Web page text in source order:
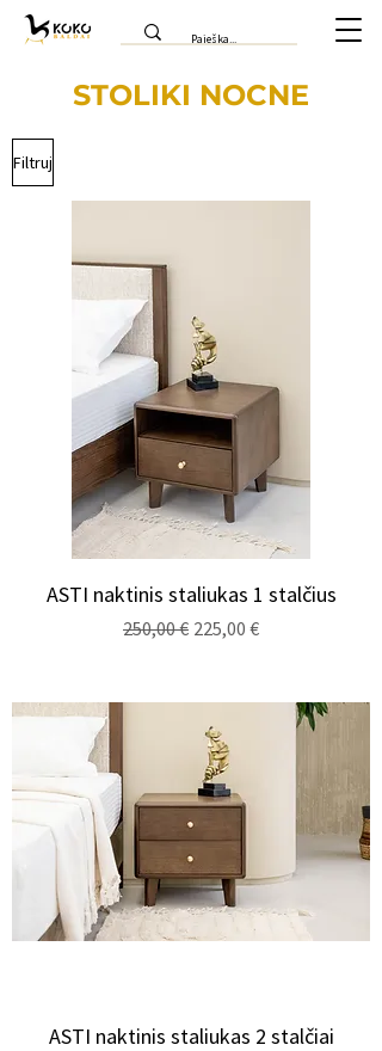
STOLIKI NOCNE
Filtruj
ASTI naktinis staliukas 1 stalčius
Regularna cena
250,00 € Cena rabatowa
225,00 €
ASTI naktinis staliukas 2 stalčiai